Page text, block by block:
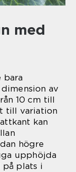
med
bara
av
10 cm till
till variation
kan
högre
upphöjda
plats i